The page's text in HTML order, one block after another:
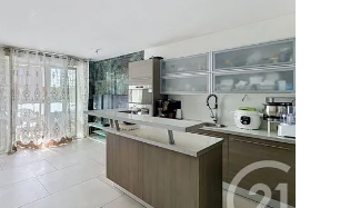
F4 à vendre
€
dédié